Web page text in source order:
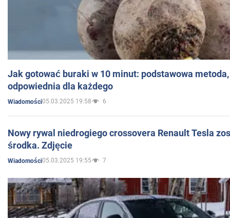
Jak gotować buraki w 10 minut: podstawowa
odpowiednia dla każdego
Wiadomości05.03.2025 19:58 6
Nowy rywal niedrogiego crossovera Renault Tesla
środka. Zdjęcie
Wiadomości05.03.2025 19:55 7